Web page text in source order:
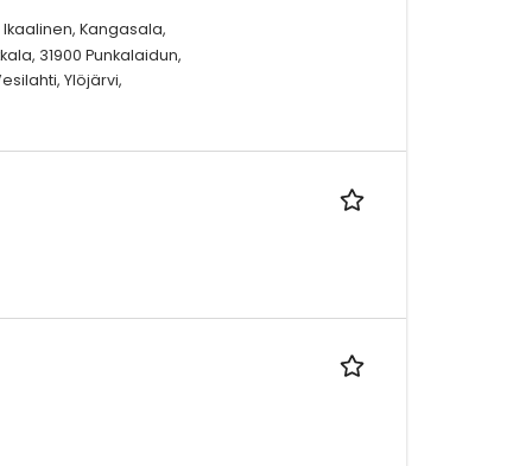
Kangasala,
31900 Punkalaidun,
Ylöjärvi,